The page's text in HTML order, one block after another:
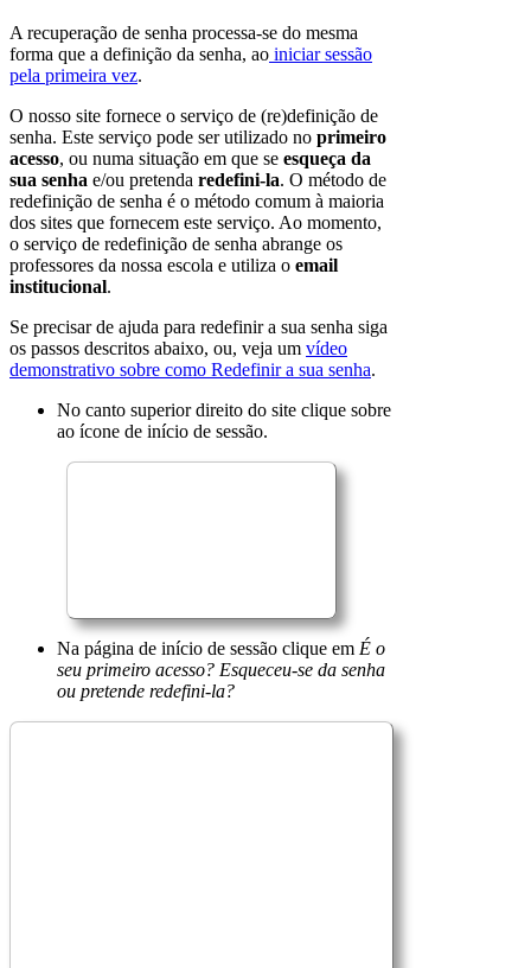
A recuperação de senha processa-se do mesma
forma que a definição da senha, ao iniciar sessão
pela primeira vez.
O nosso site fornece o serviço de (re)definição de
senha. Este serviço pode ser utilizado no primeiro
acesso, ou numa situação em que se esqueça da
sua senha e/ou pretenda redefini-la. O método de
redefinição de senha é o método comum à maioria
dos sites que fornecem este serviço. Ao momento,
o serviço de redefinição de senha abrange os
professores da nossa escola e utiliza o email
institucional.
Se precisar de ajuda para redefinir a sua senha siga
os passos descritos abaixo, ou, veja um vídeo
demonstrativo sobre como Redefinir a sua senha.
No canto superior direito do site clique sobre
ao ícone de início de sessão.
Na página de início de sessão clique em É o
seu primeiro acesso? Esqueceu-se da senha
ou pretende redefini-la?